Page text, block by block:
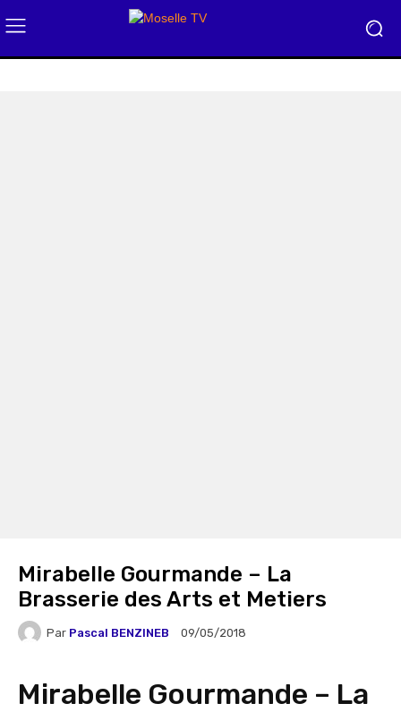
Mirabelle Gourmande – La
Brasserie des Arts et Metiers
Par Pascal BENZINEB 09/05/2018
Mirabelle Gourmande – La